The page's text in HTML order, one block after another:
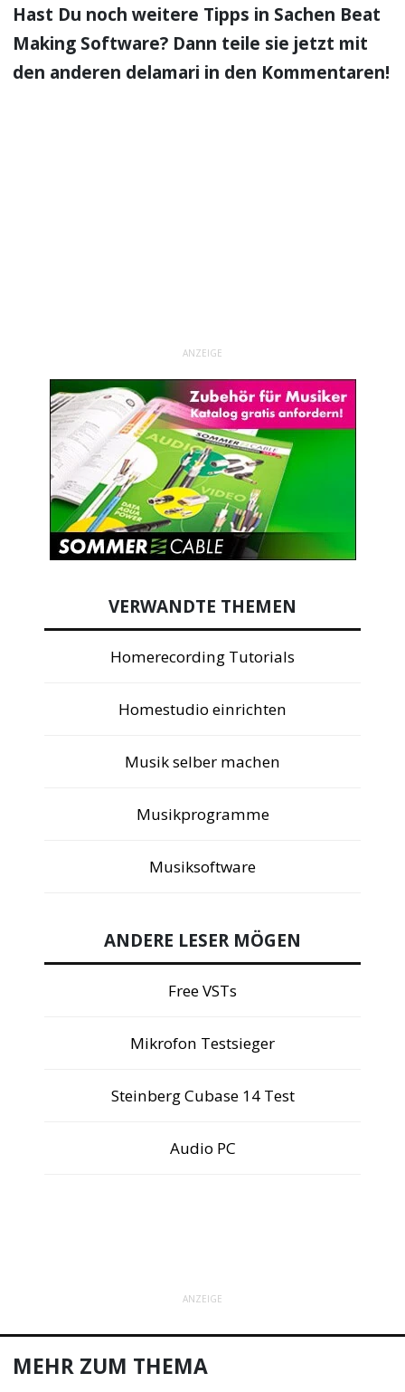
Hast Du noch weitere Tipps in Sachen Beat
Making Software? Dann teile sie jetzt mit
den anderen delamari in den Kommentaren!
ANZEIGE
VERWANDTE THEMEN
Homerecording Tutorials
Homestudio einrichten
Musik selber machen
Musikprogramme
Musiksoftware
ANDERE LESER MÖGEN
Free VSTs
Mikrofon Testsieger
Steinberg Cubase 14 Test
Audio PC
ANZEIGE
MEHR ZUM THEMA